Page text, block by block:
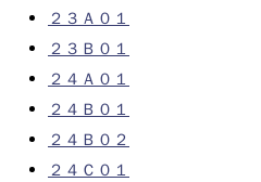
２３Ａ０１
２３Ｂ０１
２４Ａ０１
２４Ｂ０１
２４Ｂ０２
２４Ｃ０１